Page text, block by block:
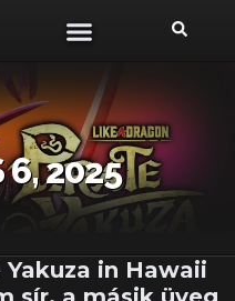
6, 2025
in Hawaii